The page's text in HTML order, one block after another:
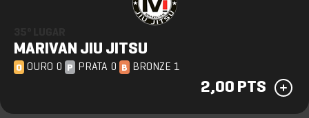
MARIVAN JIU JITSU
O OURO 0 P PRATA 0 B BRONZE 1
2,00 PTS